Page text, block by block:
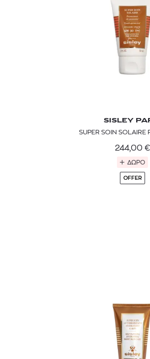
SISLEY
SUPER SOIN SOLAIRE
244,00 €
ΔΩΡΟ
OFFER